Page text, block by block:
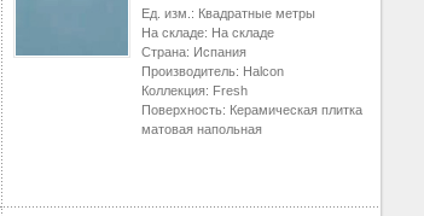
Ед. изм.: Квадратные метры
На складе: На складе
Страна: Испания
Производитель: Halcon
Коллекция: Fresh
Поверхность: Керамическая плитка
матовая напольная